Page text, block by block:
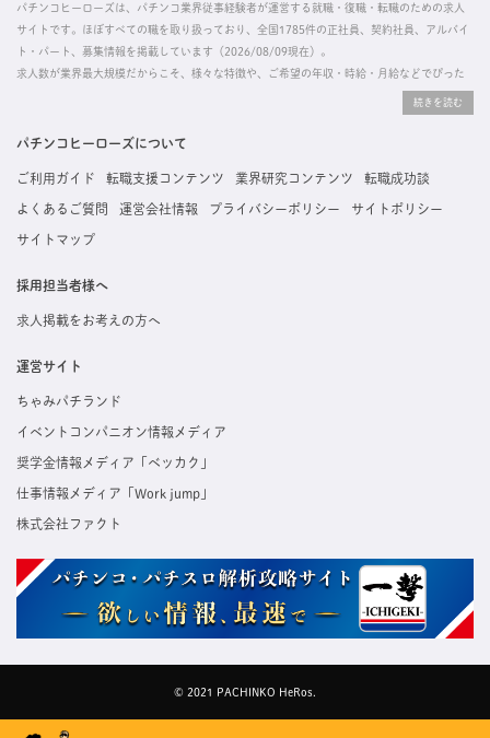
パチンコヒーローズは、パチンコ業界従事経験者が運営する就職・復職・転職のための求人
サイトです。ほぼすべての職を取り扱っており、全国1785件の正社員、契約社員、アルバイ
ト・パート、募集情報を掲載しています（2026/08/09現在）。
求人数が業界最大規模だからこそ、様々な特徴や、ご希望の年収・時給・月給などでぴった
掲載している求人は、すべて契約法人様から寄せられた正規の求人情報です。応募いただい
た内容はすぐに直接事業所に届くためスムーズに転職・復職できます。
パチンコヒーローズについて
ご利用ガイド 転職支援コンテンツ 業界研究コンテンツ 転職成功談
よくあるご質問 運営会社情報 プライバシーポリシー サイトポリシー
サイトマップ
採用担当者様へ
求人掲載をお考えの方へ
運営サイト
ちゃみパチランド
イベントコンパニオン情報メディア
奨学金情報メディア「ベッカク」
仕事情報メディア「Work jump」
株式会社ファクト
© 2021 PACHINKO HeRos.